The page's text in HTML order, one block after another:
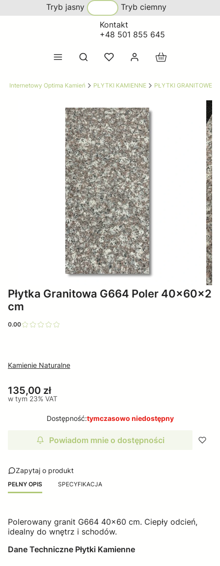
Tryb jasny
Tryb ciemny
Kontakt
+48 501 855 645
Otwórz wyszukiwarkę Produkty w
Internetowy Optima Kamień PŁYTKI KAMIENNE PŁYTKI GRANITOWE
Płytka Granitowa G664 Poler 40x60x2
cm
0.00
Kamienie Naturalne
Cena
135,00 zł
w tym 23% VAT
w tym 23% VAT
Dostępność:tymczasowo niedostępny
Powiadom mnie o dostępności
Zapytaj o produkt
PEŁNY OPIS SPECYFIKACJA
Polerowany granit G664 40x60 cm. Ciepły odcień,
idealny do wnętrz i schodów.
Dane Techniczne Płytki Kamienne